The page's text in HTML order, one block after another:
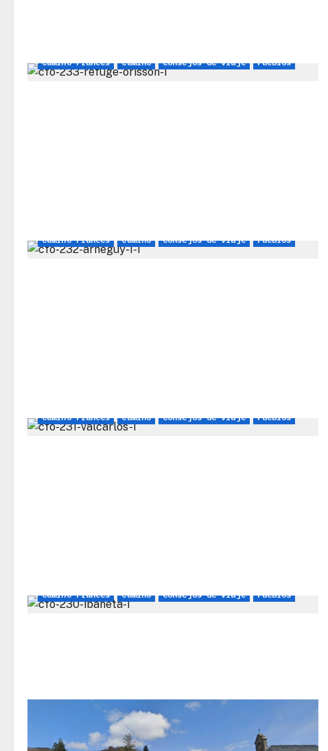
Camino Francés Camino Consejos de viaje Pueblos
Camino Francés Camino Consejos de viaje Pueblos
Camino Francés Camino Consejos de viaje Pueblos
Camino Francés Camino Consejos de viaje Pueblos